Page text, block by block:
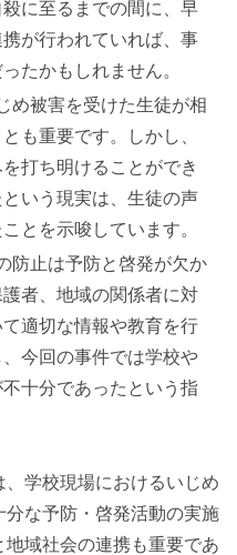
に至るまでの間に、早
が行われていれば、事
たかもしれません。
め被害を受けた生徒が相
も重要です。しかし、
打ち明けることができ
いう現実は、生徒の声
とを示唆しています。
防止は予防と啓発が欠か
者、地域の関係者に対
適切な情報や教育を行
今回の事件では学校や
十分であったという指
学校現場におけるいじめ
な予防・啓発活動の実施
域社会の連携も重要であ